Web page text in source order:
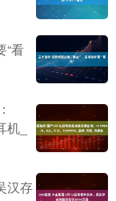
“看
_
汉存